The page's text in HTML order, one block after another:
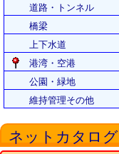
道路・トンネル
橋梁
上下水道
港湾・空港
公園・緑地
維持管理その他
ネットカタログ